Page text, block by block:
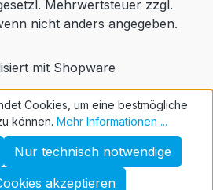
Mehrwertsteuer zzgl.
nicht anders angegeben.
mit Shopware
Cookies, um eine bestmögliche
können. Mehr Informationen ...
Nur technisch notwendige
akzeptieren